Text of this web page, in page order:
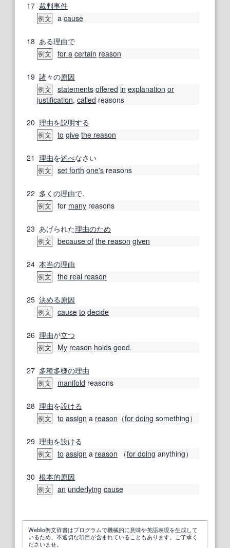
17 裁判事件
例文 a cause
18 ある理由で
例文 for a certain reason
19 諸々の原因
例文 statements offered in explanation or
justification, called reasons
20 理由を説明する
例文 to give the reason
21 理由を述べなさい
例文 set forth one's reasons
22 多くの理由で.
例文 for many reasons
23 あげられた理由のため
例文 because of the reason given
24 本当の理由
例文 the real reason
25 決める原因
例文 cause to decide
26 理由が立つ
例文 My reason holds good.
27 多種多様の理由
例文 manifold reasons
28 理由を設ける
例文 to assign a reason （for doing something）
29 理由を設ける
例文 to assign a reason （for doing anything）
30 根本的原因
例文 an underlying cause
Weblio例文辞書はプログラムで機械的に意味や英語表現を生成して
いるため、不適切な項目が含まれていることもあります。ご了承く
ださいませ。